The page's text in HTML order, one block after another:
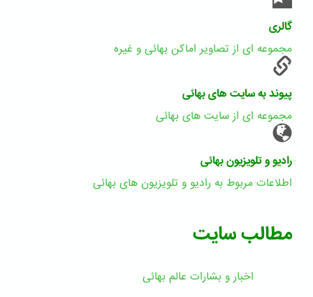
گالری
مجموعه ای از تصاویر اماکن بهائی و غیره
پیوند به سایت های بهائی
مجموعه ای از سایت های بهائی
رادیو و تلویزیون بهائی
اطلاعات مربوط به رادیو و تلویزیون های بهائی
مطالب سایت
اخبار و بشارات عالم بهائى